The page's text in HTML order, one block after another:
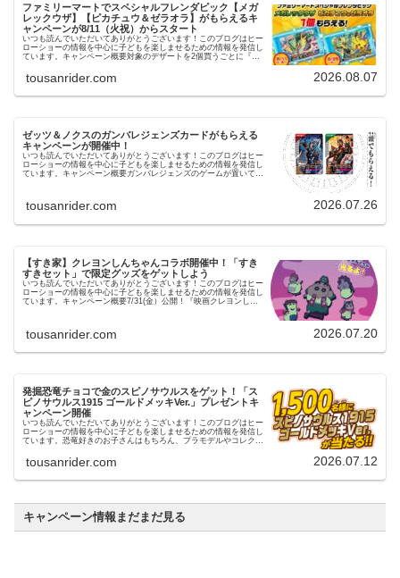
ファミリーマートでスペシャルフレンダピック【メガ
レックウザ】【ピカチュウ＆ゼラオラ】がもらえるキ
ャンペーンが8/11（火祝）からスタート
いつも読んでいただいてありがとうございます！このブログはヒー
ローショーの情報を中心に子どもを楽しませるための情報を発信し
ています。キャンペーン概要対象のデザートを2個買うごとに『メ
オ…
tousanrider.com 2026.08.07
ゼッツ＆ノクスのガンバレジェンズカードがもらえる
キャンペーンが開催中！
いつも読んでいただいてありがとうございます！このブログはヒー
ローショーの情報を中心に子どもを楽しませるための情報を発信し
ています。キャンペーン概要ガンバレジェンズのゲームが置いてあ
tousanrider.com 2026.07.26
【すき家】クレヨンしんちゃんコラボ開催中！「すき
すきセット」で限定グッズをゲットしよう
いつも読んでいただいてありがとうございます！このブログはヒー
ローショーの情報を中心に子どもを楽しませるための情報を発信し
ています。キャンペーン概要7/31(金）公開！『映画クレヨンしん
tousanrider.com 2026.07.20
発掘恐竜チョコで金のスピノサウルスをゲット！「ス
ピノサウルス1915 ゴールドメッキVer.」プレゼントキ
ャンペーン開催
いつも読んでいただいてありがとうございます！このブログはヒー
ローショーの情報を中心に子どもを楽しませるための情報を発信し
ています。恐竜好きのお子さんはもちろん、プラモデルやコレクシ
た！…
tousanrider.com 2026.07.12
キャンペーン情報まだまだ見る